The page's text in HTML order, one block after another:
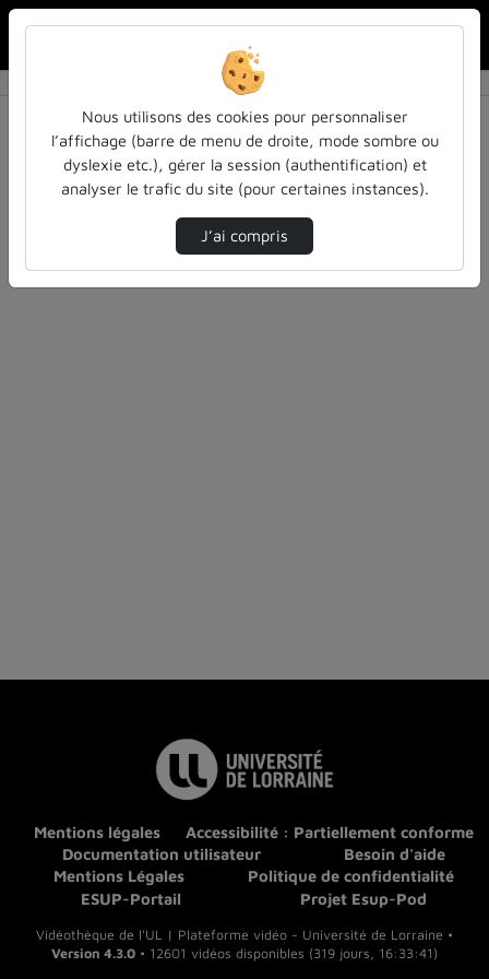
Résultats de la recherche
Filtres actifs (cliquer pour en retirer) :
atomes
physique
Mentions légales
Accessibilité : Partiellement conforme
Documentation utilisateur
Besoin d'aide
Mentions Légales
Politique de confidentialité
ESUP-Portail
Projet Esup-Pod
Vidéothèque de l'UL | Plateforme vidéo - Université de Lorraine •
Version 4.3.0 • 12601 vidéos disponibles (319 jours, 16:33:41)
Nous utilisons des cookies pour personnaliser
l’affichage (barre de menu de droite, mode sombre ou
dyslexie etc.), gérer la session (authentification) et
analyser le trafic du site (pour certaines instances).
J’ai compris